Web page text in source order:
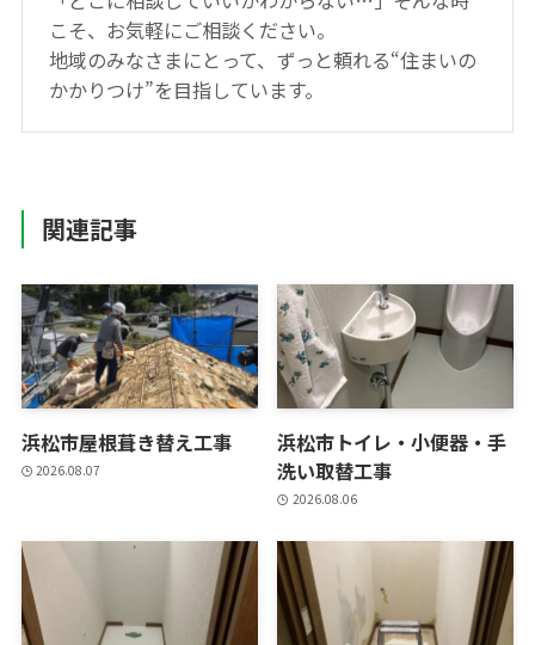
こそ、お気軽にご相談ください。
地域のみなさまにとって、ずっと頼れる“住まいの
かかりつけ”を目指しています。
関連記事
浜松市屋根葺き替え工事
2026.08.07
浜松市トイレ・小便器・手
洗い取替工事
2026.08.06